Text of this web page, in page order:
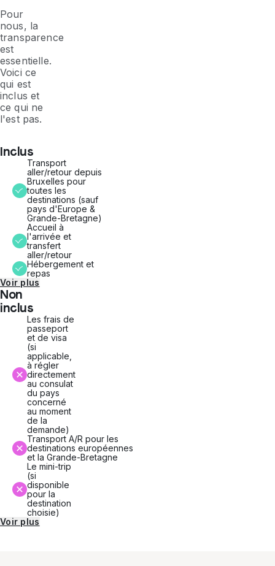
Pour
nous, la
transparence
est
essentielle.
Voici ce
qui est
inclus et
ce qui ne
l'est pas.
Inclus
Transport
aller/retour depuis
Bruxelles pour
toutes les
destinations (sauf
pays d'Europe &
Grande-Bretagne)
Accueil à
l'arrivée et
transfert
aller/retour
Hébergement et
repas
Voir plus
Non
inclus
Les frais de
passeport
et de visa
(si
applicable,
à régler
directement
au consulat
du pays
concerné
au moment
de la
demande)
Transport A/R pour les
destinations européennes
et la Grande-Bretagne
Le mini-trip
(si
disponible
pour la
destination
choisie)
Voir plus